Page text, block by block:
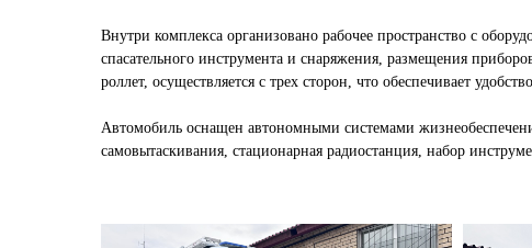
Внутри комплекса организовано рабочее пространство с
спасательного инструмента и снаряжения, размещения
роллет, осуществляется с трех сторон, что обеспечивает
Автомобиль оснащен автономными системами
самовытаскивания, стационарная радиостанция, набор